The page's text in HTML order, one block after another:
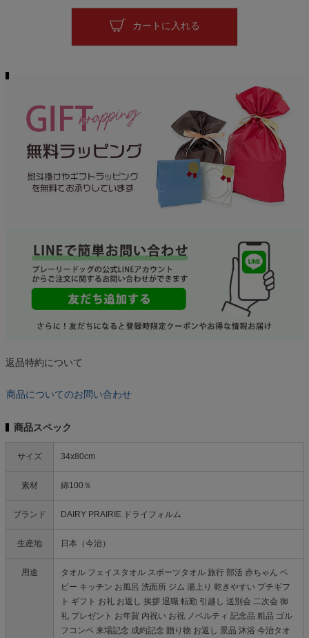
カートに入れる
返品特約について
商品についてのお問い合わせ
商品スペック
サイズ 34x80cm
素材 綿100％
ブランド DAIRY PRAIRIE ドライフォルム
生産地 日本（今治）
用途
タオル フェイスタオル スポーツタオル 旅行 部活 赤ちゃん ベ
ビー キッチン お風呂 洗面所 ジム 湯上り 乾きやすい プチギフ
ト ギフト お礼 お返し 挨拶 退職 転勤 引越し 送別会 二次会 御
礼 プレゼント お年賀 内祝い お祝 ノベルティ 記念品 粗品 ゴル
フコンペ 来場記念 成約記念 贈り物 お返し 景品 沐浴 今治タオ